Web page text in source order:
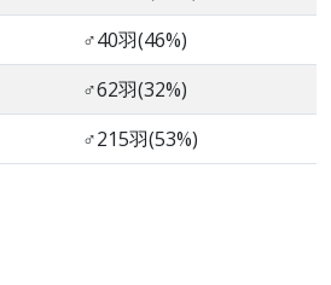
♂40羽(46%)
♂62羽(32%)
♂215羽(53%)